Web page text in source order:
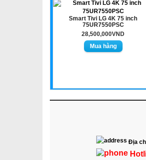
Smart Tivi LG 4K 75 inch
75UR7550PSC
28,500,000VND
Địa